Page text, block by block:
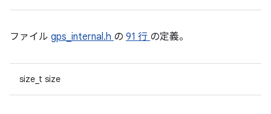
ファイル gps_internal.h の 91 行 の定義。
size_t size